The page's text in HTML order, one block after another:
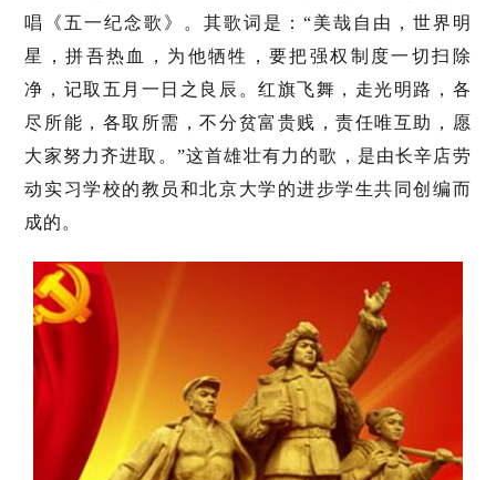
唱《五一纪念歌》。其歌词是：“美哉自由，世界明
星，拼吾热血，为他牺牲，要把强权制度一切扫除
净，记取五月一日之良辰。红旗飞舞，走光明路，各
尽所能，各取所需，不分贫富贵贱，责任唯互助，愿
大家努力齐进取。”这首雄壮有力的歌，是由长辛店劳
动实习学校的教员和北京大学的进步学生共同创编而
成的。